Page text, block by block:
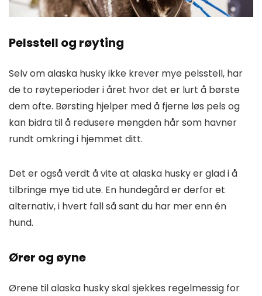
Pelsstell og røyting
Selv om alaska husky ikke krever mye pelsstell, har
de to røyteperioder i året hvor det er lurt å børste
dem ofte. Børsting hjelper med å fjerne løs pels og
kan bidra til å redusere mengden hår som havner
rundt omkring i hjemmet ditt.
Det er også verdt å vite at alaska husky er glad i å
tilbringe mye tid ute. En hundegård er derfor et
alternativ, i hvert fall så sant du har mer enn én
hund.
Ører og øyne
Ørene til alaska husky skal sjekkes regelmessig for